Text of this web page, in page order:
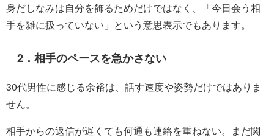
身だしなみは自分を飾るためだけではなく、「今日会う相
手を雑に扱っていない」という意思表示でもあります。
2．相手のペースを急かさない
30代男性に感じる余裕は、話す速度や姿勢だけではありま
せん。
相手からの返信が遅くても何通も連絡を重ねない。まだ関